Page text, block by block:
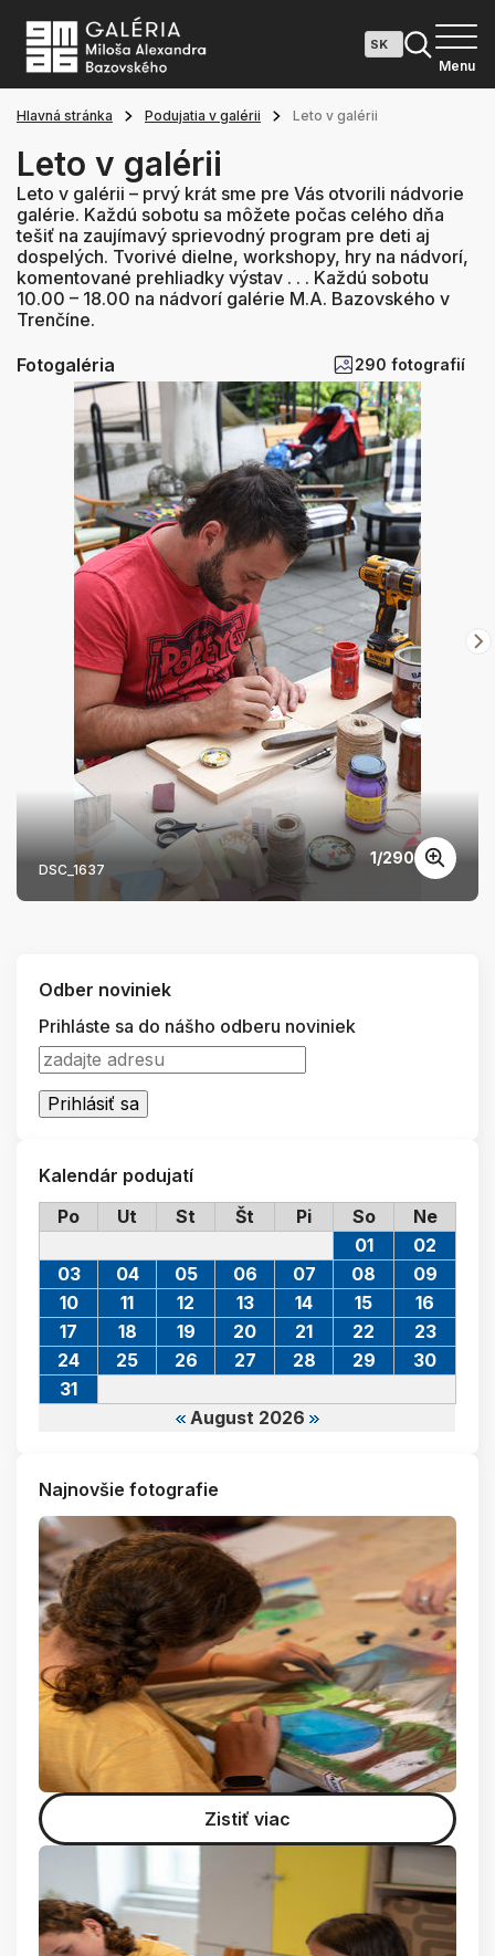
Menu
Hlavná stránka Podujatia v galérii Leto v galérii
Leto v galérii
Leto v galérii – prvý krát sme pre Vás otvorili nádvorie
galérie. Každú sobotu sa môžete počas celého dňa
tešiť na zaujímavý sprievodný program pre deti aj
dospelých. Tvorivé dielne, workshopy, hry na nádvorí,
komentované prehliadky výstav . . . Každú sobotu
10.00 – 18.00 na nádvorí galérie M.A. Bazovského v
Trenčíne.
Fotogaléria 290 fotografií
DSC_1637
1/290
Odber noviniek
Prihláste sa do nášho odberu noviniek
Kalendár podujatí
Po
Ut St Št Pi So Ne
August 2026
01
02
03
04 05 06 07 08
09
10
11 12 13 14 15
16
17
18 19 20 21 22
23
24
25 26 27 28 29
30
31
Najnovšie fotografie
Zistiť viac